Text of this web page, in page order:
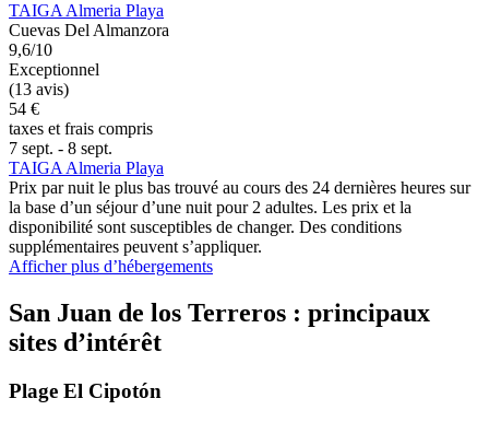
TAIGA Almeria Playa
Cuevas Del Almanzora
9,6/10
Exceptionnel
(13 avis)
54 €
taxes et frais compris
7 sept. - 8 sept.
TAIGA Almeria Playa
Prix par nuit le plus bas trouvé au cours des 24 dernières heures sur
la base d’un séjour d’une nuit pour 2 adultes. Les prix et la
disponibilité sont susceptibles de changer. Des conditions
supplémentaires peuvent s’appliquer.
Afficher plus d’hébergements
San Juan de los Terreros : principaux
sites d’intérêt
Plage El Cipotón